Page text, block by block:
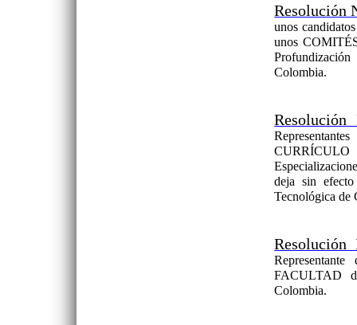
Resolución
unos
unos
Colombia.
Resolución
deja sin
Tecnológica de
Resolución
FACULTAD
Colombia.